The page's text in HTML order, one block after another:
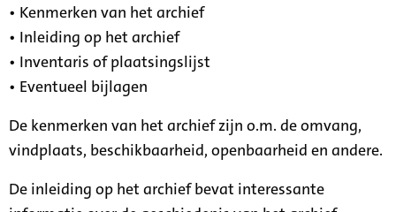
• Kenmerken van het archief
• Inleiding op het archief
• Inventaris of plaatsingslijst
• Eventueel bijlagen
De kenmerken van het archief zijn o.m. de omvang,
vindplaats, beschikbaarheid, openbaarheid en andere.
De inleiding op het archief bevat interessante